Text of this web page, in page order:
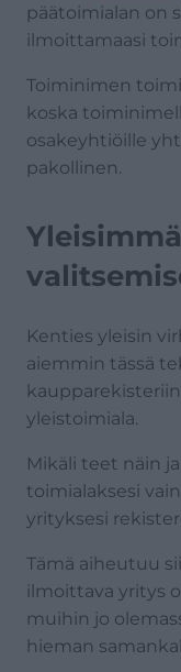
päätoimialan on
ilmoittamaasi
Toiminimen
koska
osakeyhtiöille
pakollinen.
Kenties yleisin
aiemmin tässä
yleistoimiala.
Mikäli teet näin
toimialaksesi
yrityksesi
Tämä aiheutuu
ilmoittava yritys
muihin jo
hieman